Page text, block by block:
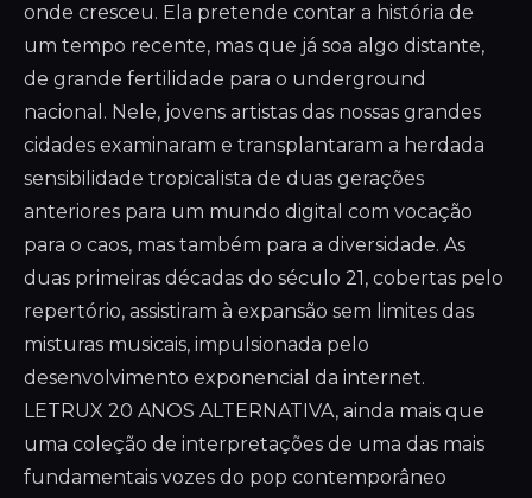
onde cresceu. Ela pretende contar a história de
um tempo recente, mas que já soa algo distante,
de grande fertilidade para o underground
nacional. Nele, jovens artistas das nossas grandes
cidades examinaram e transplantaram a herdada
sensibilidade tropicalista de duas gerações
anteriores para um mundo digital com vocação
para o caos, mas também para a diversidade. As
duas primeiras décadas do século 21, cobertas pelo
repertório, assistiram à expansão sem limites das
misturas musicais, impulsionada pelo
desenvolvimento exponencial da internet.
LETRUX 20 ANOS ALTERNATIVA, ainda mais que
uma coleção de interpretações de uma das mais
fundamentais vozes do pop contemporâneo